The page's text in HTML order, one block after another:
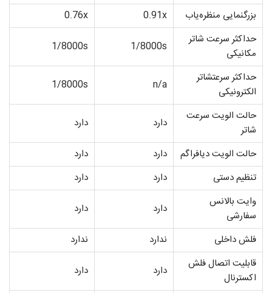
بزرگنمایی منظره­‌یاب
0.91x
0.76x
حداکثر سرعت شاتر
مکانیکی
1/8000s
1/8000s
حداکثر سرعتشاتر
الکترونیکی
n/a
1/8000s
حالت الویت سرعت
شاتر
دارد دارد
حالت الویت دیافراگم دارد
دارد
تنظیم دستی
دارد
دارد
وایت بالانس
سفارشی
دارد دارد
فلش داخلی ندارد
ندارد
قابلیت اتصال فلش
اکسترنال
دارد دارد